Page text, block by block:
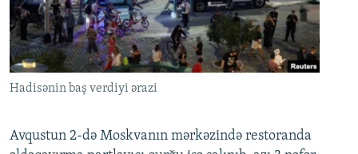
Hadisənin baş verdiyi ərazi
Avqustun 2-də Moskvanın mərkəzində restoranda